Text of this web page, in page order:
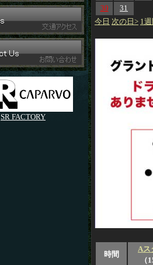
SR FACTORY
30
31
今日 次の日> 1
時間
Aス
（